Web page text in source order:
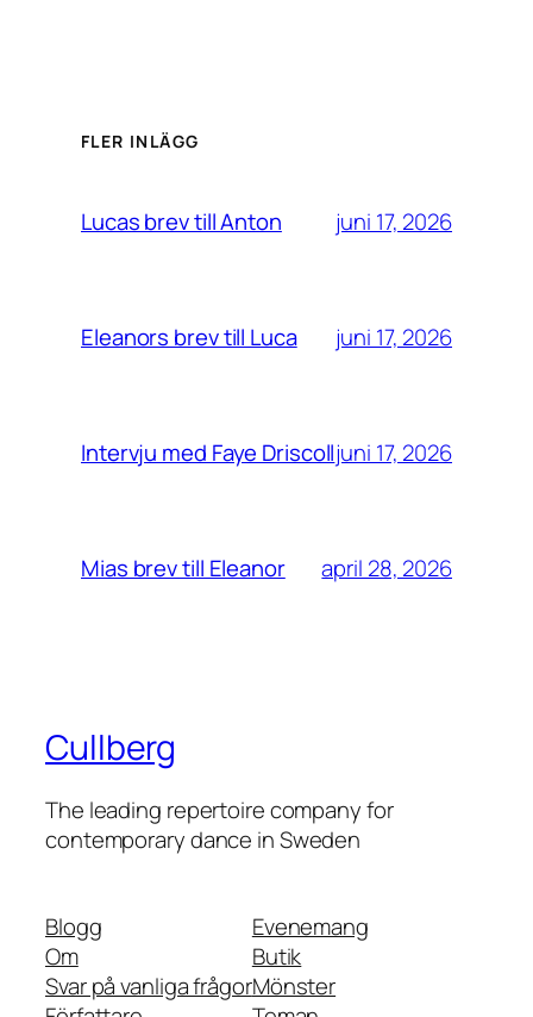
FLER INLÄGG
Lucas brev till Anton juni 17, 2026
Eleanors brev till Luca juni 17, 2026
Intervju med Faye Driscolljuni 17, 2026
Mias brev till Eleanor april 28, 2026
Cullberg
The leading repertoire company for
contemporary dance in Sweden
Blogg
Om
Svar på vanliga frågor
Evenemang
Butik
Mönster